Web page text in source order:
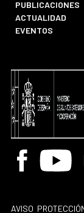
PUBLICACIONES
ACTUALIDAD
EVENTOS
Facebook
Youtube
AVISO